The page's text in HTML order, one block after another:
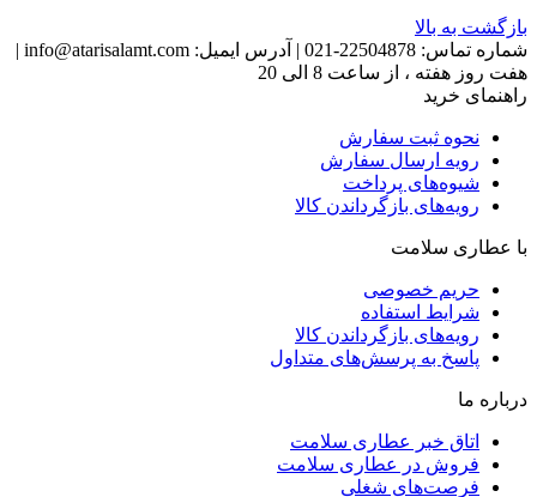
بازگشت به بالا
شماره تماس: 22504878-021
| آدرس ایمیل: info@atarisalamt.com
|
هفت روز هفته ، از ساعت 8 الی 20
راهنمای خرید
نحوه ثبت سفارش
رویه ارسال سفارش
شیوه‌های پرداخت
رویه‌های بازگرداندن کالا
با عطاری سلامت
حریم خصوصی
شرایط استفاده
رویه‌های بازگرداندن کالا
پاسخ به پرسش‌های متداول
درباره ما
اتاق خبر عطاری سلامت
فروش در عطاری سلامت
فرصت‌های شغلی